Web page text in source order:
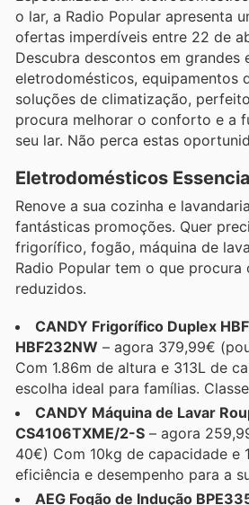
o lar, a Radio Popular apresenta
ofertas imperdíveis entre 22 de
Descubra descontos em grandes
eletrodomésticos, equipamentos
soluções de climatização,
procura melhorar o conforto e a
seu lar. Não perca estas
Eletrodomésticos
Renove a sua cozinha e
fantásticas promoções. Quer
frigorífico, fogão, máquina de
Radio Popular tem o que procura
reduzidos.
CANDY Frigorífico Duplex
HBF232NW – agora 379,99€
Com 1.86m de altura e 313L de
escolha ideal para famílias.
CANDY Máquina de Lavar
CS4106TXME/2-S – agora
40€) Com 10kg de capacidade e
eficiência e desempenho para a
AEG Fogão de Indução